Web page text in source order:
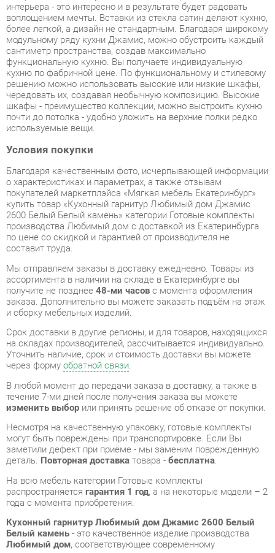
сантиметр пространства, создав максимально
функциональную кухню. Вы получаете индивидуальную
кухню по фабричной цене. По функциональному и стилевому
решению можно использовать высокие или низкие шкафы,
чередовать их, создавая необычную композицию. Высокие
шкафы - преимущество коллекции, можно выстроить кухню
почти до потолка - удобно уложить на верхние полки редко
используемые вещи.
Условия покупки
Благодаря качественным фото, исчерпывающей информации
о характеристиках и параметрах, а также отзывам
купить товар «Кухонный гарнитур Любимый дом Джамис
производства Любимый дом с доставкой из Екатеринбурга
по цене со скидкой и гарантией от производителя не
составит труда.
Мы отправляем заказы в доставку ежедневно. Товары из
ассортимента в наличии на складе в Екатеринбурге вы
получите не позднее48-ми часов с момента оформления
заказа. Дополнительно вы можете заказать подъём на этаж
и сборку мебельных изделий.
Срок доставки в другие регионы, и для товаров, находящихся
на складах производителей, рассчитывается индивидуально.
Уточнить наличие, срок и стоимость доставки вы можете
через формуобратной связи.
течение 7-ми дней после получения заказа вы можете
изменить выборили принять решение об отказе от покупки.
Несмотря на качественную упаковку, готовые комплекты
заметили дефект при приёме - мы заменим поврежденную
деталь.Повторная доставкатовара -бесплатна.
распространяетсягарантия 1 год, а на некоторые модели – 2
года с момента приобретения.
Кухонный гарнитур Любимый дом Джамис 2600 Белый
Белый камень - это качественное изделие производства
Любимый дом, соответствующее современному
государственному стандарту.
Надеемся, вы останетесь довольны вашим приобретением, и
будем рады, если вы оставите отзыв об опыте его
использования, который поможет сориентироваться нашим
будущим покупателям.